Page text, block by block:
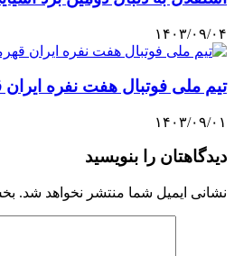
۱۴۰۳/۰۹/۰۴
تیم ملی فوتبال هفت نفره
۱۴۰۳/۰۹/۰۱
دیدگاهتان را بنویسید
نشانی ایمیل شما منتشر نخواهد شد.